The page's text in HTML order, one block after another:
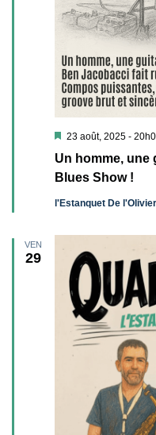
Un homme, une
Blues Show !
Mis
avant
23 août, 2025 -
l'Estanquet De l'Olivier
VEN
29